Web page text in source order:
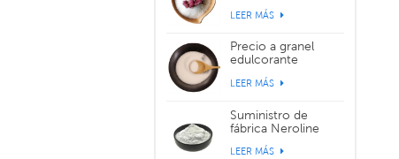
LEER MÁS
Precio a granel
edulcorante
sucralosa CAS
LEER MÁS
Suministro de
fábrica Neroline
04-9
LEER MÁS